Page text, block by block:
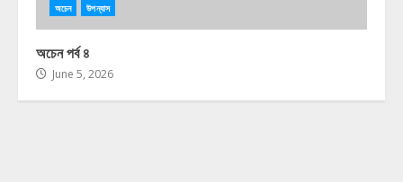
অচেন উপন্যাস
অচেন পর্ব ৪
June 5, 2026